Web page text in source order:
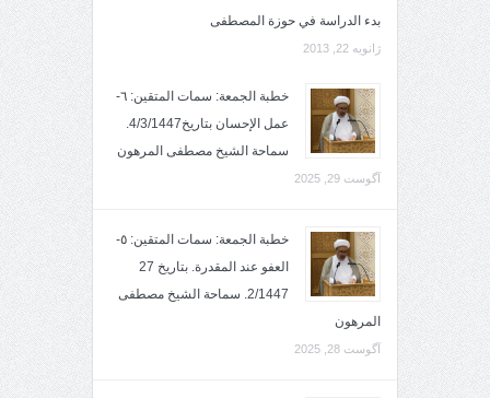
بدء الدراسة في حوزة المصطفى
ژانویه 22, 2013
خطبة الجمعة: سمات المتقين: ٦-
عمل الإحسان بتاريخ4/3/1447.
سماحة الشيخ مصطفى المرهون
آگوست 29, 2025
خطبة الجمعة: سمات المتقين: ٥-
العفو عند المقدرة. بتاريخ 27
2/1447. سماحة الشيخ مصطفى
المرهون
آگوست 28, 2025